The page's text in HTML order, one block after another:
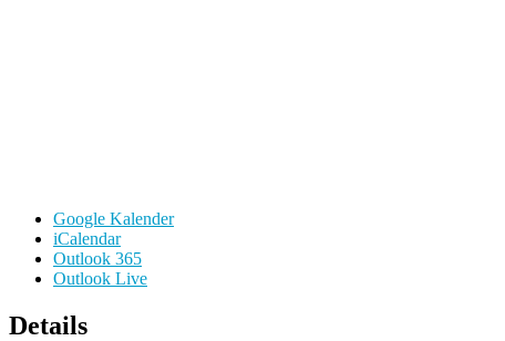
Google Kalender
iCalendar
Outlook 365
Outlook Live
Details